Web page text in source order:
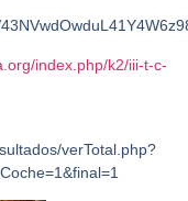
index.php/k2/iii-t-c-
verTotal.php?